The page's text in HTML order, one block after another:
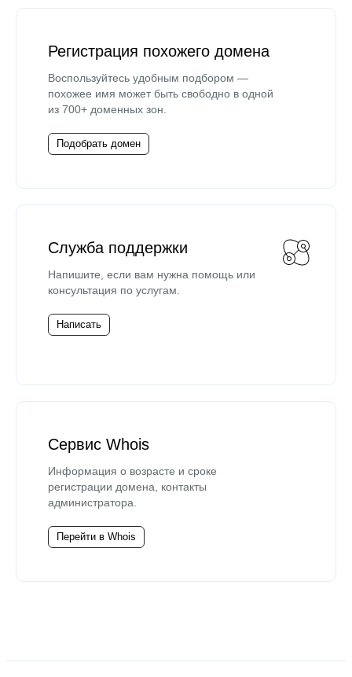
Регистрация похожего домена
Воспользуйтесь удобным подбором —
похожее имя может быть свободно в одной
из 700+ доменных зон.
Подобрать домен
Служба поддержки
Напишите, если вам нужна помощь или
консультация по услугам.
Написать
Сервис Whois
Информация о возрасте и сроке
регистрации домена, контакты
администратора.
Перейти в Whois